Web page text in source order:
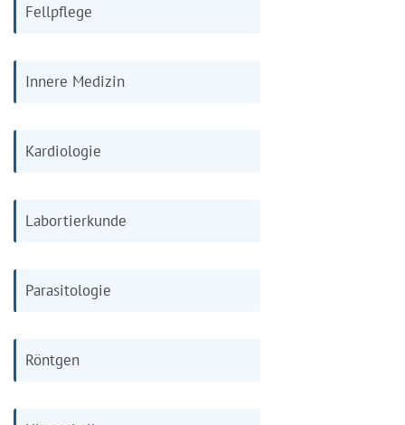
Fellpflege
Innere Medizin
Kardiologie
Labortierkunde
Parasitologie
Röntgen